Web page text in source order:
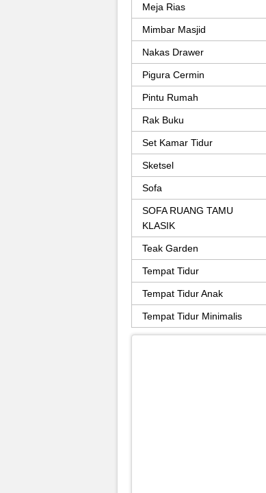
Meja Rias
Mimbar Masjid
Nakas Drawer
Pigura Cermin
Pintu Rumah
Rak Buku
Set Kamar Tidur
Sketsel
Sofa
SOFA RUANG TAMU
KLASIK
Teak Garden
Tempat Tidur
Tempat Tidur Anak
Tempat Tidur Minimalis